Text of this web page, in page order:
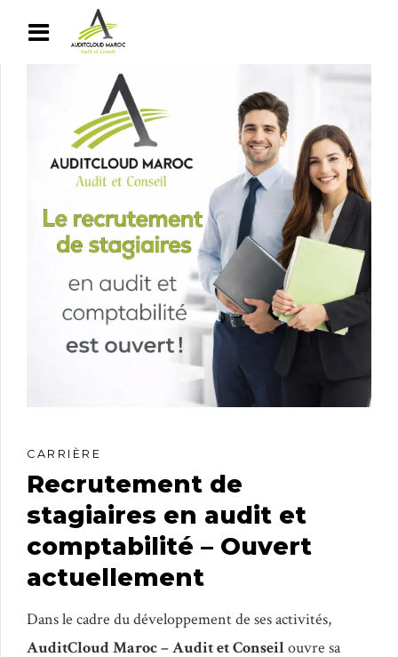
CARRIÈRE
Recrutement de
stagiaires en audit et
comptabilité – Ouvert
actuellement
Dans le cadre du développement de ses activités,
AuditCloud Maroc – Audit et Conseilouvre sa